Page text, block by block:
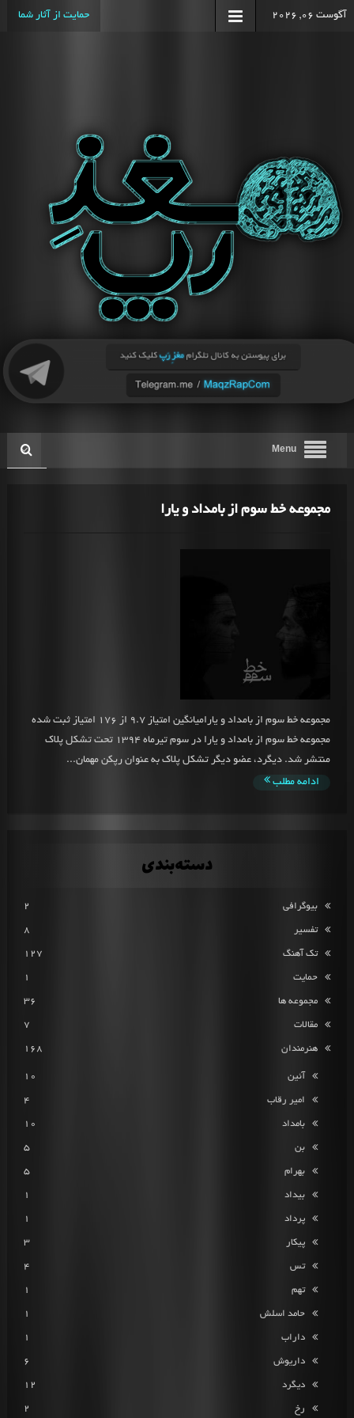
آگوست 06, 2026 حمایت از آثار شما
Menu
مجموعه خط سوم از بامداد و یارا
مجموعه خط سوم از بامداد و یارامیانگین امتیاز 9.7 از 176 امتیاز ثبت شده
مجموعه خط سوم از بامداد و یارا در سوم تیرماه 1394 تحت تشکل پلاک
منتشر شد. دیگرد، عضو دیگر تشکل پلاک به عنوان رپکن مهمان...
ادامه مطلب
دسته‌بندی
بیوگرافی 2
تفسیر 8
تک آهنگ 127
حمایت 1
مجموعه ها 36
مقالات 7
هنرمندان 168
آئین 10
امیر رقاب 4
بامداد 10
بن 5
بهرام 5
بیداد 1
پرداد 1
پیکار 3
تس 4
تهم 1
حامد اسلش 1
داراب 1
داریوش 6
دیگرد 12
رخ 2